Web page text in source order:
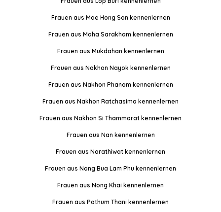
Frauen aus Mae Hong Son kennenlernen
Frauen aus Maha Sarakham kennenlernen
Frauen aus Mukdahan kennenlernen
Frauen aus Nakhon Nayok kennenlernen
Frauen aus Nakhon Phanom kennenlernen
Frauen aus Nakhon Ratchasima kennenlernen
Frauen aus Nakhon Si Thammarat kennenlernen
Frauen aus Nan kennenlernen
Frauen aus Narathiwat kennenlernen
Frauen aus Nong Bua Lam Phu kennenlernen
Frauen aus Nong Khai kennenlernen
Frauen aus Pathum Thani kennenlernen